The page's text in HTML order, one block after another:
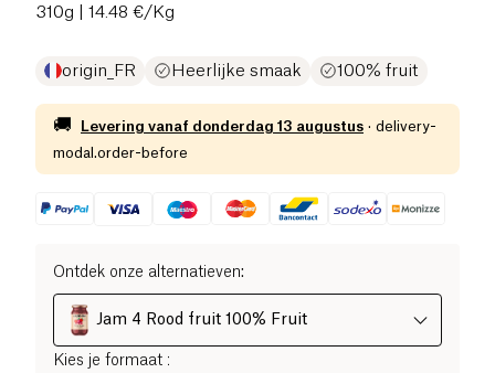
310g | 14.48 €/Kg
origin_FR Heerlijke smaak 100% fruit
🚚 Levering vanaf donderdag 13 augustus · delivery-
modal.order-before
Ontdek onze alternatieven:
Jam 4 Rood fruit 100% Fruit
Kies je formaat :